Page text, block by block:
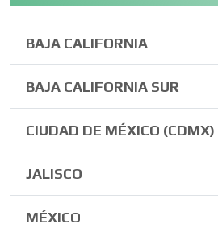
BAJA CALIFORNIA
BAJA CALIFORNIA SUR
CIUDAD DE MÉXICO (CDMX)
JALISCO
MÉXICO